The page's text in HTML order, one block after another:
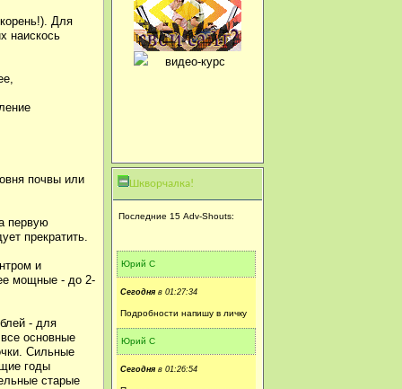
Для
наискось
почвы или
первую
прекратить.
и
мощные - до 2-
- для
основные
Сильные
годы
старые
Шкворчалка!
Последние 15 Adv-Shouts:
Юрий С
Сегодня в 01:27:34
Подробности напишу в личку
Юрий С
Сегодня в 01:26:54